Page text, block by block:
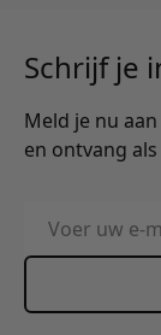
Schrijf je
Meld je nu
en ontvang
E-mailadres